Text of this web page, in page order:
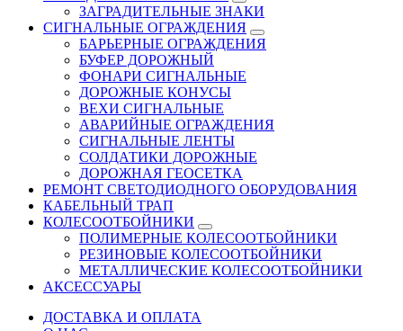
ЗАГРАДИТЕЛЬНЫЕ ЗНАКИ
СИГНАЛЬНЫЕ ОГРАЖДЕНИЯ
БАРЬЕРНЫЕ ОГРАЖДЕНИЯ
БУФЕР ДОРОЖНЫЙ
ФОНАРИ СИГНАЛЬНЫЕ
ДОРОЖНЫЕ КОНУСЫ
ВЕХИ СИГНАЛЬНЫЕ
АВАРИЙНЫЕ ОГРАЖДЕНИЯ
СИГНАЛЬНЫЕ ЛЕНТЫ
СОЛДАТИКИ ДОРОЖНЫЕ
ДОРОЖНАЯ ГЕОСЕТКА
РЕМОНТ СВЕТОДИОДНОГО ОБОРУДОВАНИЯ
КАБЕЛЬНЫЙ ТРАП
КОЛЕСООТБОЙНИКИ
ПОЛИМЕРНЫЕ КОЛЕСООТБОЙНИКИ
РЕЗИНОВЫЕ КОЛЕСООТБОЙНИКИ
МЕТАЛЛИЧЕСКИЕ КОЛЕСООТБОЙНИКИ
АКСЕССУАРЫ
ДОСТАВКА И ОПЛАТА